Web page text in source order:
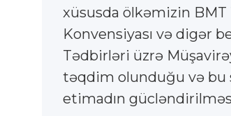
xüsusda ölkəmizin BMT
Konvensiyası və digər
Tədbirləri üzrə
təqdim olunduğu və bu
etimadın